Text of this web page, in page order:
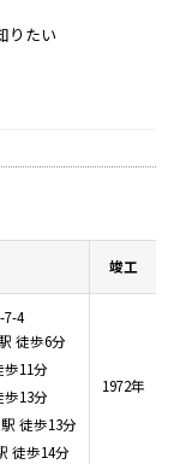
りたい
竣工
7-4
徒歩6分
歩11分
歩13分
徒歩13分
徒歩14分
1972年